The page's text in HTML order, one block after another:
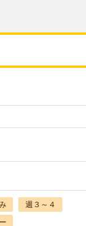
週３～４